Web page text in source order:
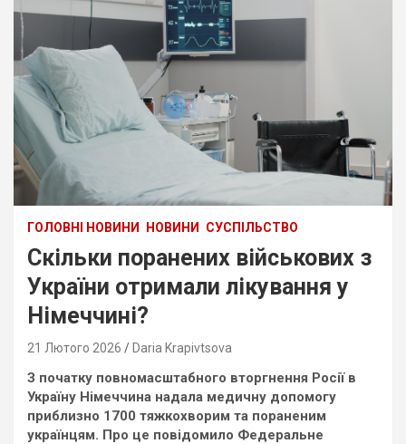
ГОЛОВНІ НОВИНИ НОВИНИ СУСПІЛЬСТВО
Скільки поранених військових з
України отримали лікування у
Німеччині?
21 Лютого 2026 Daria Krapivtsova
З початку повномасштабного вторгнення Росії в
Україну Німеччина надала медичну допомогу
приблизно 1700 тяжкохворим та пораненим
українцям. Про це повідомило Федеральне